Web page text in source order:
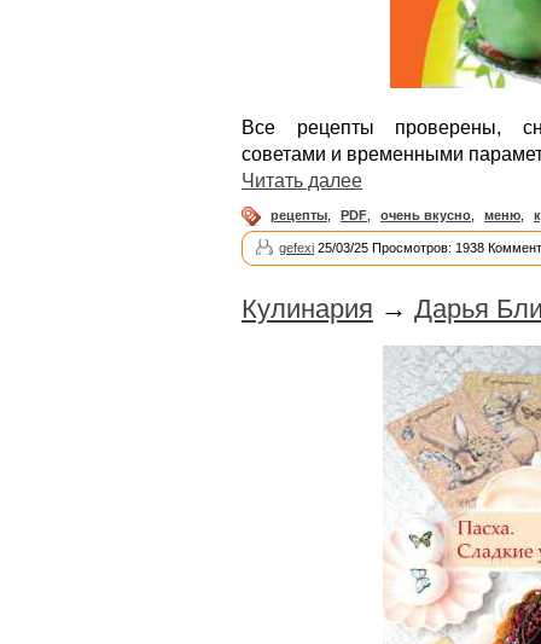
Все рецепты проверены,
советами и временными
Читать далее
рецепты PDF очень вкусно меню
gefexi 25/03/25 Просмотров: 1938
Кулинария → Дарья